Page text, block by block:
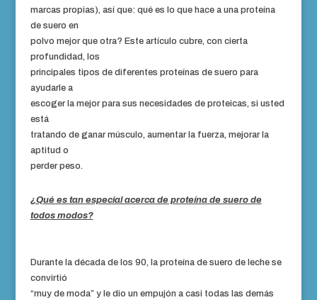
marcas propias), así que: qué es lo que hace a una proteína
de suero en
polvo mejor que otra? Este artículo cubre, con cierta
profundidad, los
principales tipos de diferentes proteínas de suero para
ayudarle a
escoger la mejor para sus necesidades de proteicas, si usted
está
tratando de ganar músculo, aumentar la fuerza, mejorar la
aptitud o
perder peso.
¿Qué es tan especial acerca de proteína de suero de
todos modos?
Durante la década de los 90, la proteína de suero de leche se
convirtió
“muy de moda” y le dio un empujón a casi todas las demás